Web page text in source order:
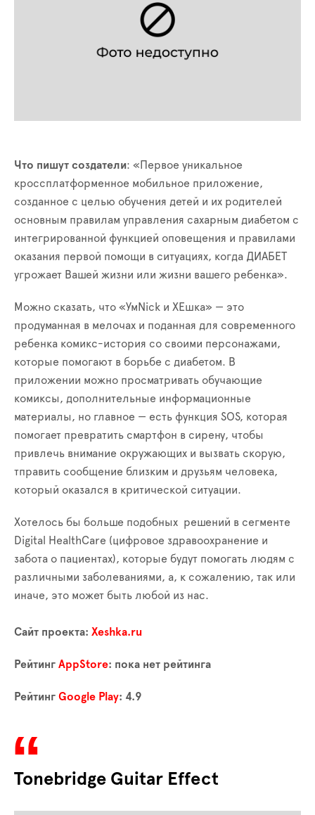
Что пишут создатели: «Первое уникальное
кроссплатформенное мобильное приложение,
созданное с целью обучения детей и их родителей
основным правилам управления сахарным диабетом с
интегрированной функцией оповещения и правилами
оказания первой помощи в ситуациях, когда ДИАБЕТ
угрожает Вашей жизни или жизни вашего ребенка».
Можно сказать, что «УмNick и ХЕшка» — это
продуманная в мелочах и поданная для современного
ребенка комикс-история со своими персонажами,
которые помогают в борьбе с диабетом. В
приложении можно просматривать обучающие
комиксы, дополнительные информационные
материалы, но главное — есть функция SOS, которая
помогает превратить смартфон в сирену, чтобы
привлечь внимание окружающих и вызвать скорую,
тправить сообщение близким и друзьям человека,
который оказался в критической ситуации.
Хотелось бы больше подобных решений в сегменте
Digital HealthCare (цифровое здравоохранение и
забота о пациентах), которые будут помогать людям с
различными заболеваниями, а, к сожалению, так или
иначе, это может быть любой из нас.
Сайт проекта: Xeshka.ru
Рейтинг AppStore: пока нет рейтинга
Рейтинг Google Play: 4.9
Tonebridge Guitar Effect